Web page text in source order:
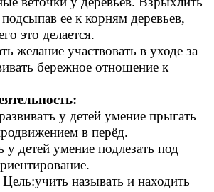
ее к корням деревьев,
это делается.
желание участвовать в уходе за
бережное отношение к
у детей умение прыгать
в перёд.
детей умение подлезать под
называть и находить